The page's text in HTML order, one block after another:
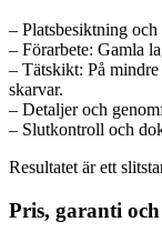
– Platsbesiktning
– Förarbete: Gamla
– Tätskikt: På
skarvar.
– Detaljer och
– Slutkontroll och
Resultatet är ett
Pris, garanti